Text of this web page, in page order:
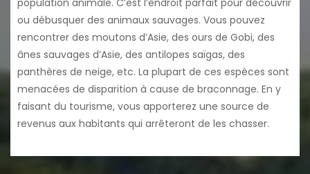
ou débusquer des animaux sauvages. Vous pouvez
rencontrer des moutons d’Asie, des ours de Gobi, des
ânes sauvages d’Asie, des antilopes saïgas, des
panthères de neige, etc. La plupart de ces espèces sont
menacées de disparition à cause de braconnage. En y
faisant du tourisme, vous apporterez une source de
revenus aux habitants qui arrêteront de les chasser.